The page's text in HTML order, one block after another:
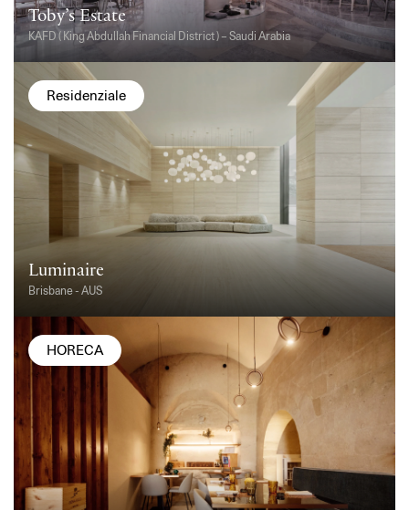
Toby’s Estate
KAFD ( King Abdullah Financial District ) – Saudi Arabia
Luminaire
Brisbane - AUS
Residenziale
HORECA